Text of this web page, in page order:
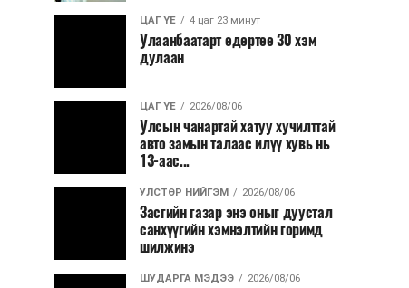
ЦАГ ҮЕ 4 цаг 23 минут
Улаанбаатарт өдөртөө 30 хэм
дулаан
ЦАГ ҮЕ 2026/08/06
Улсын чанартай хатуу хучилттай
авто замын талаас илүү хувь нь
13-аас...
УЛСТӨР НИЙГЭМ 2026/08/06
Засгийн газар энэ оныг дуустал
санхүүгийн хэмнэлтийн горимд
шилжинэ
ШУДАРГА МЭДЭЭ 2026/08/06